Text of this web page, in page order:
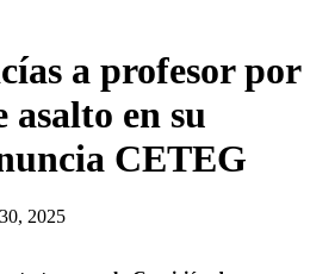
a profesor por
asalto en su
CETEG
2025